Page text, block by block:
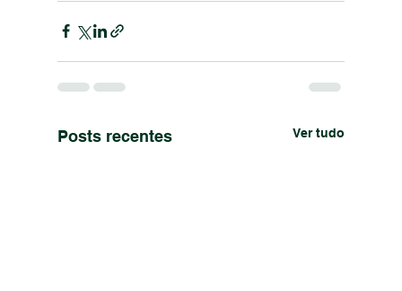
Posts recentes Ver tudo